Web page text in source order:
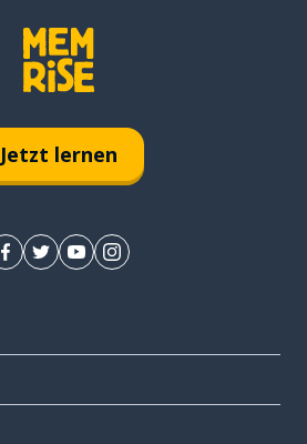
Jetzt lernen